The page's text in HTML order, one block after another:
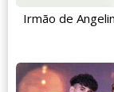
Irmão de